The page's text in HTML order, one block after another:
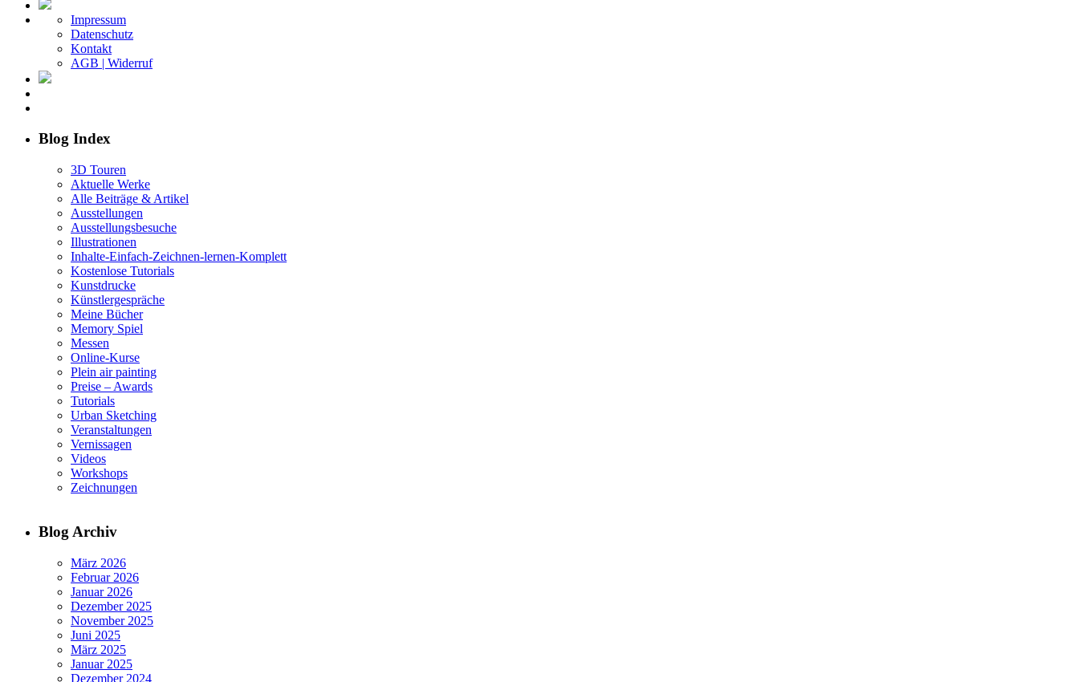
Impressum
Datenschutz
Kontakt
AGB | Widerruf
Blog Index
3D Touren
Aktuelle Werke
Alle Beiträge & Artikel
Ausstellungen
Ausstellungsbesuche
Illustrationen
Inhalte-Einfach-Zeichnen-lernen-Komplett
Kostenlose Tutorials
Kunstdrucke
Künstlergespräche
Meine Bücher
Memory Spiel
Messen
Online-Kurse
Plein air painting
Preise – Awards
Tutorials
Urban Sketching
Veranstaltungen
Vernissagen
Videos
Workshops
Zeichnungen
Blog Archiv
März 2026
Februar 2026
Januar 2026
Dezember 2025
November 2025
Juni 2025
März 2025
Januar 2025
Dezember 2024